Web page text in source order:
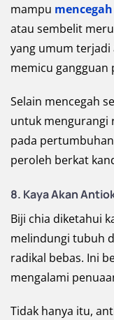
mampu
atau sembelit
yang umum
memicu gangguan
Selain mencegah
untuk mengurangi
pada
peroleh berkat
8. Kaya Akan
Biji chia diketahui
melindungi tubuh
radikal bebas. Ini
mengalami
Tidak hanya itu,